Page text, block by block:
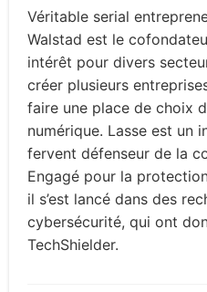
Véritable serial
Walstad est le
intérêt pour divers
créer plusieurs
faire une place de choix
numérique. Lasse est un
fervent défenseur de la
Engagé pour la
il s’est lancé dans des
cybersécurité, qui ont
TechShielder.